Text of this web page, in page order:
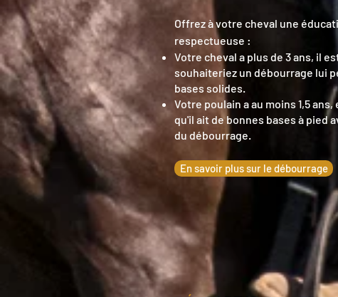
Offrez à votre cheval une
respectueuse :
Votre cheval a plus de 3 ans, il
souhaiteriez un débourrage lui
bases solides.
Votre poulain a au moins 1,5
qu'il ait de bonnes bases à pied
du débourrage.
En savoir plus sur le débourrage